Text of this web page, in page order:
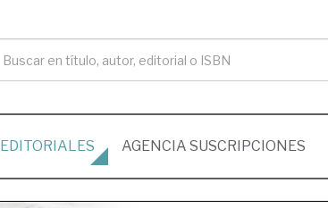
EDITORIALES AGENCIA SUSCRIPCIONES